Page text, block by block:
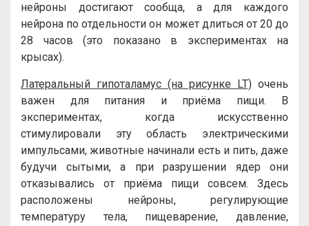
нейроны достигают сообща, а для каждого
нейрона по отдельности он может длиться от 20 до
28 часов (это показано в экспериментах на
крысах).
Латеральный гипоталамус (на рисунке LT) очень
важен для питания и приёма пищи. В
экспериментах, когда искусственно
стимулировали эту область электрическими
импульсами, животные начинали есть и пить, даже
будучи сытыми, а при разрушении ядер они
отказывались от приёма пищи совсем. Здесь
расположены нейроны, регулирующие
температуру тела, пищеварение, давление,